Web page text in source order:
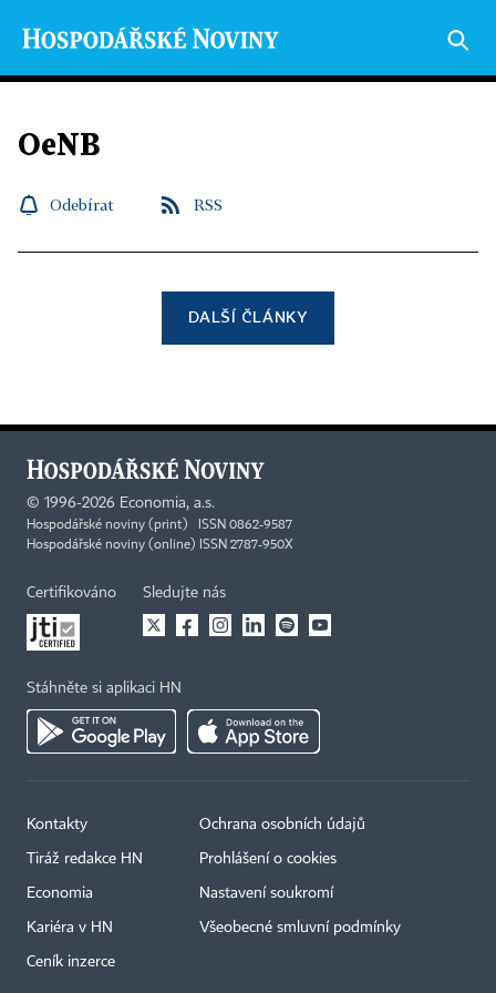
OeNB
Odebírat RSS
DALŠÍ ČLÁNKY
© 1996-2026 Economia, a.s.
Hospodářské noviny (print) ISSN 0862-9587
Hospodářské noviny (online) ISSN 2787-950X
Certifikováno Sledujte nás
Stáhněte si aplikaci HN
Kontakty
Tiráž redakce HN
Economia
Kariéra v HN
Ceník inzerce
Ochrana osobních údajů
Prohlášení o cookies
Nastavení soukromí
Všeobecné smluvní podmínky